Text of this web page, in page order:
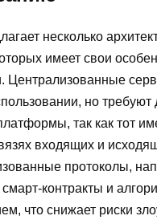
несколько
имеет свои
Централизованные
но требуют
так как тот
входящих и
протоколы,
смарт-контракты и
что снижает риски